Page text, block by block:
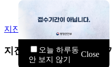
지진안전 공모전
오늘 하루동
안 보지 않기
Close
지진안전 공모전 접수하기